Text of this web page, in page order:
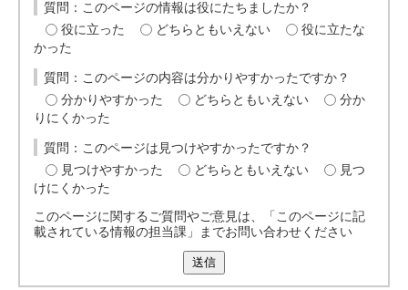
質問：このページの情報は役にたちましたか？
役に立った
どちらともいえない
役に立たな
かった
質問：このページの内容は分かりやすかったですか？
分かりやすかった
どちらともいえない
分か
りにくかった
質問：このページは見つけやすかったですか？
見つけやすかった
どちらともいえない
見つ
けにくかった
このページに関するご質問やご意見は、「このページに記
載されている情報の担当課」までお問い合わせください
送信